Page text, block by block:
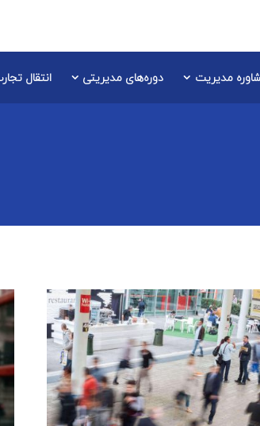
مدیریت دوره‌های مدیریتی انتقال